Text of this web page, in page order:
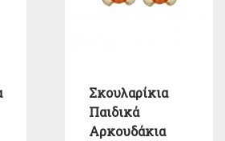
Σκουλαρίκια
Παιδικά
Αρκουδάκια